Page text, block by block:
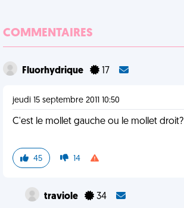
COMMENTAIRES
Fluorhydrique 17
jeudi 15 septembre 2011 10:50
C'est le mollet gauche ou le mollet droit?
45 14
traviole 34